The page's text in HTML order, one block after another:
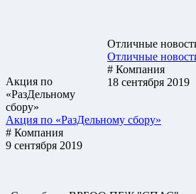
Отличные
Отличные
# Компания
18 сентября 2019
Акция по
«РазДельному
сбору»
Акция по «РазДельному сбору»
# Компания
9 сентября 2019